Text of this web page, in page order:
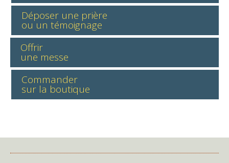
Déposer une prière
ou un témoignage
Offrir
une messe
Commander
sur la boutique